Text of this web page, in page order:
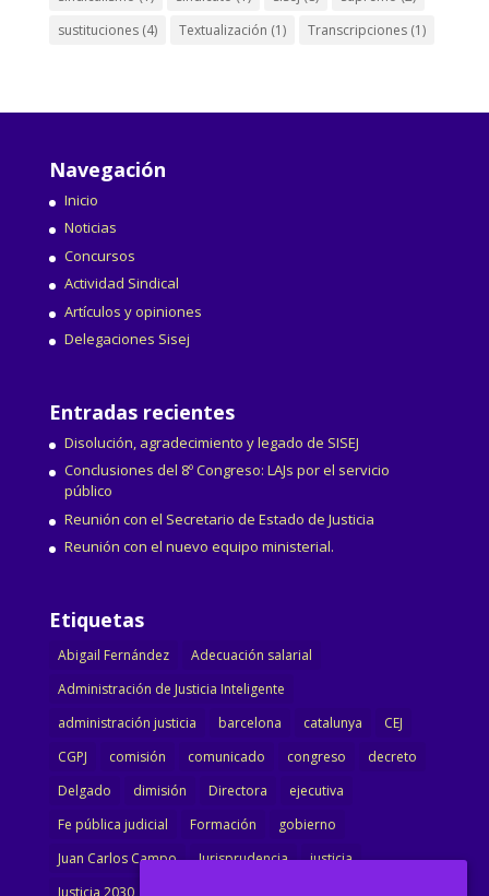
sustituciones(4) Textualización (1) Transcripciones(1)
Navegación
Inicio
Noticias
Concursos
Actividad Sindical
Artículos y opiniones
Delegaciones Sisej
Entradas recientes
Disolución, agradecimiento y legado de SISEJ
Conclusiones del 8º Congreso: LAJs por el servicio
público
Reunión con el Secretario de Estado de Justicia
Reunión con el nuevo equipo ministerial.
Etiquetas
Abigail Fernández
Adecuación salarial
Administración de Justicia Inteligente
administración justicia
barcelona catalunya
CEJ
CGPJ
comisión comunicado congreso
decreto
Delgado
dimisión Directora
ejecutiva
Fe pública judicial
Formación
gobierno
Juan Carlos Campo
Jurisprudencia
justicia